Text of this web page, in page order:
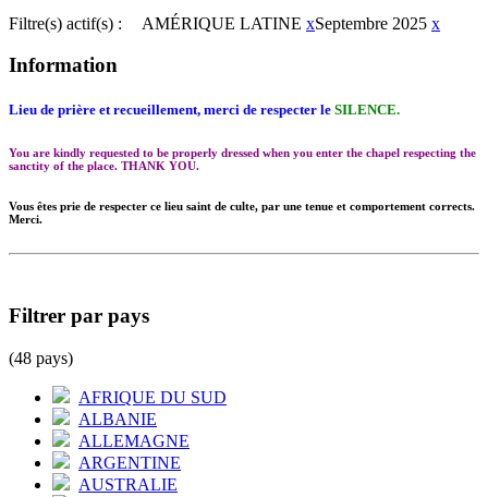
Filtre(s) actif(s) : AMÉRIQUE LATINE xSeptembre 2025 x
Information
Lieu de prière et recueillement, merci de respecter le SILENCE.
You are kindly requested to be properly dressed when you enter the chapel respecting the
sanctity of the place. THANK YOU.
Vous êtes prie de respecter ce lieu saint de culte, par une tenue et comportement corrects.
Merci.
Filtrer par pays
(48 pays)
AFRIQUE DU SUD
ALBANIE
ALLEMAGNE
ARGENTINE
AUSTRALIE